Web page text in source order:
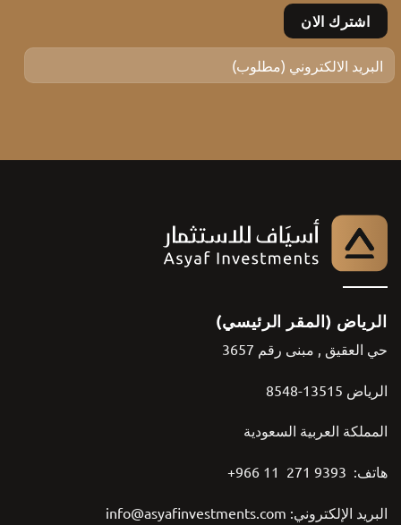
الرياض (المقر الرئيسي)
حي العقيق , مبنى رقم 3657
الرياض 13515-8548
المملكة العربية السعودية
هاتف: 9393 271 11 966+
البريد الإلكتروني: info@asyafinvestments.com